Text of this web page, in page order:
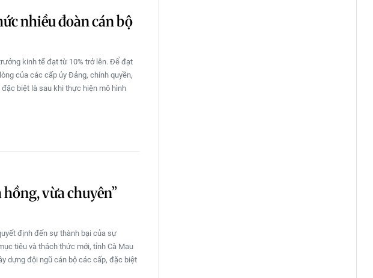
nhiều đoàn cán bộ
kinh tế đạt từ 10% trở lên. Để đạt
của các cấp ủy Đảng, chính quyền,
biệt là sau khi thực hiện mô hình
vừa chuyên”
định đến sự thành bại của sự
tiêu và thách thức mới, tỉnh Cà Mau
dựng đội ngũ cán bộ các cấp, đặc biệt